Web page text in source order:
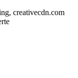
creativecdn.com